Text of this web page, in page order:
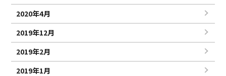
2020年4月
2019年12月
2019年2月
2019年1月